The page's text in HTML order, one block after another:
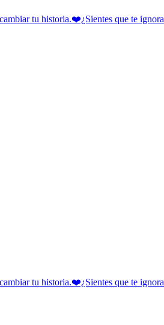
tu historia.❤️¿Sientes que te
tu historia.❤️¿Sientes que te